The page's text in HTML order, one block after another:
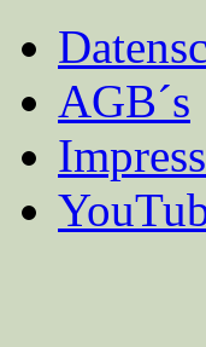
AGB´s